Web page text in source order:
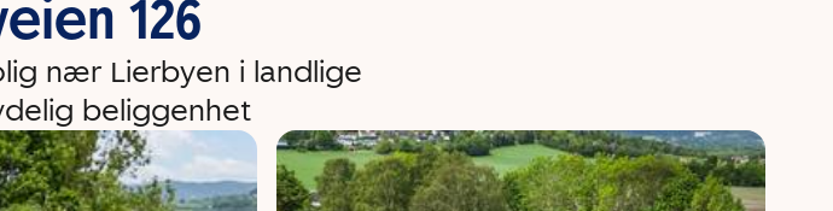
126
nær Lierbyen i landlige
beliggenhet